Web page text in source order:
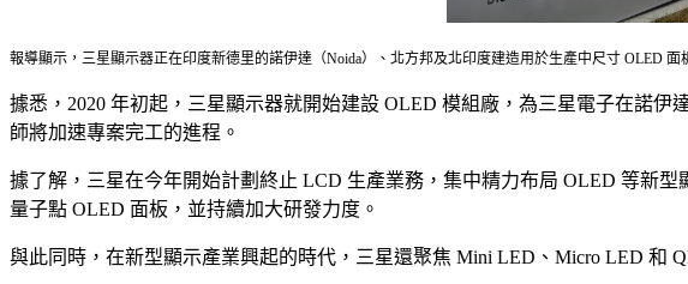
報導顯示，三星顯示器正在印度新德里的諾伊達（Noida）、北方邦及北印度建造用於生產中尺寸 OLED
據悉，2020 年初起，三星顯示器就開始建設 OLED 模組廠，為三星電子在諾
師將加速專案完工的進程。
據了解，三星在今年開始計劃終止 LCD 生產業務，集中精力布局 OLED 等新
量子點 OLED 面板，並持續加大研發力度。
與此同時，在新型顯示產業興起的時代，三星還聚焦 Mini LED、Micro LED 和